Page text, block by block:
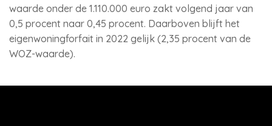
waarde onder de 1.110.000 euro zakt volgend jaar van
0,5 procent naar 0,45 procent. Daarboven blijft het
eigenwoningforfait in 2022 gelijk (2,35 procent van de
WOZ-waarde).